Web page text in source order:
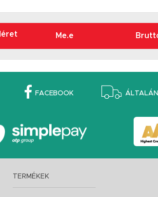
Me.e
FACEBOOK
TERMÉKEK